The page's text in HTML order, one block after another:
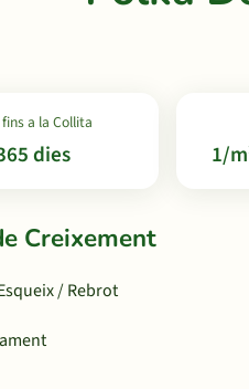
fins a la Collita
dies 1/
Creixement
/ Rebrot